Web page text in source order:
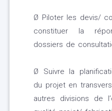
Ø Piloter les devis/
constituer la
dossiers de
Ø Suivre la
du projet en
autres divisions de